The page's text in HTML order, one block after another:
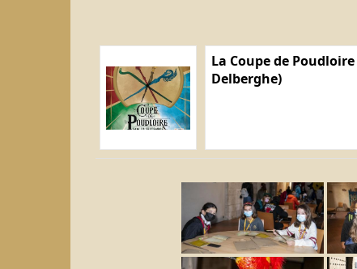
La Coupe de
Delberghe)